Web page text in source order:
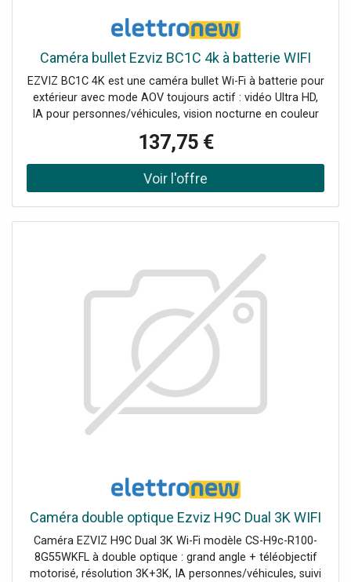
Caméra bullet Ezviz BC1C 4k à batterie WIFI
EZVIZ BC1C 4K est une caméra bullet Wi-Fi à batterie pour
extérieur avec mode AOV toujours actif : vidéo Ultra HD,
IA pour personnes/véhicules, vision nocturne en couleur
pour des détails plus nets sur de grandes zones
extérieures Mode AOV (Always-On Video) : enregistrement
continu/time-lapse + clip événement Batterie 10.400 mAh
jusqu'à 180 jours (utilisation typique) IA
audio bidirectionnel, défense active et H.265.
137,75 €
Caméra double optique Ezviz H9C Dual 3K WIFI
Caméra EZVIZ H9C Dual 3K Wi-Fi modèle CS-H9c-R100-
8G55WKFL à double optique : grand angle + téléobjectif
motorisé, résolution 3K+3K, IA personnes/véhicules, suivi